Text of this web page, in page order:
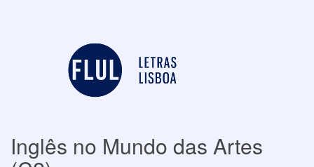
Inglês no Mundo das Artes